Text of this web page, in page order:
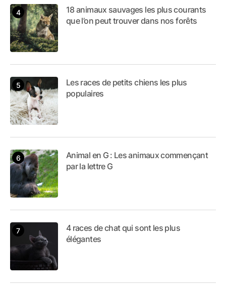
18 animaux sauvages les plus courants
que l’on peut trouver dans nos forêts
Les races de petits chiens les plus
populaires
Animal en G : Les animaux commençant
par la lettre G
4 races de chat qui sont les plus
élégantes